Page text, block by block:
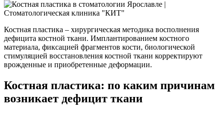
Костная пластика – хирургическая методика восполнения
дефицита костной ткани. Имплантированием костного
материала, фиксацией фрагментов кости, биологической
стимуляцией восстановления костной ткани корректируют
врожденные и приобретенные деформации.
Костная пластика: по каким причинам
возникает дефицит ткани